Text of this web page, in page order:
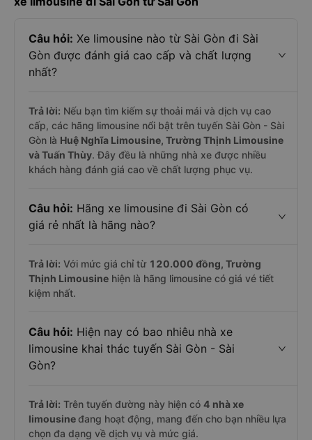
Câu hỏi: Xe limousine nào từ Sài Gòn đi Sài
Gòn được đánh giá cao cấp và chất lượng
nhất?
Trả lời: Nếu bạn tìm kiếm sự thoải mái và dịch vụ cao
cấp, các hãng limousine nổi bật trên tuyến Sài Gòn - Sài
Gòn là Huệ Nghĩa Limousine, Trường Thịnh Limousine
và Tuấn Thùy. Đây đều là những nhà xe được nhiều
khách hàng đánh giá cao về chất lượng phục vụ.
Câu hỏi: Hãng xe limousine đi Sài Gòn có
giá rẻ nhất là hãng nào?
Trả lời: Với mức giá chỉ từ 120.000 đồng, Trường
Thịnh Limousine hiện là hãng limousine có giá vé tiết
kiệm nhất.
Câu hỏi: Hiện nay có bao nhiêu nhà xe
limousine khai thác tuyến Sài Gòn - Sài
Gòn?
Trả lời: Trên tuyến đường này hiện có 4 nhà xe
limousineđang hoạt động, mang đến cho bạn nhiều lựa
chọn đa dạng về dịch vụ và mức giá.